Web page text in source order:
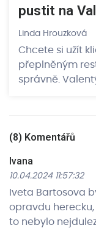
pustit na
Linda Hrouzková
Chcete si užít
přeplněným
správně.
(8) Komentářů
Ivana
10.04.2024 11:57:32
Iveta Bartosova
opravdu
to nebylo